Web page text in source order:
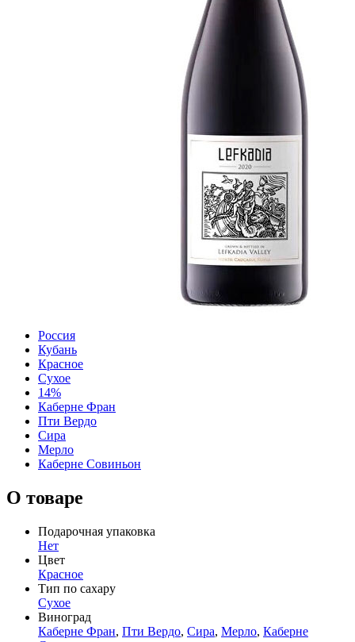
Россия
Кубань
Красное
Сухое
14%
Каберне Фран
Пти Вердо
Сира
Мерло
Каберне Совиньон
О товаре
Подарочная упаковка
Нет
Цвет
Красное
Тип по сахару
Сухое
Виноград
Каберне Фран, Пти Вердо, Сира, Мерло, Каберне